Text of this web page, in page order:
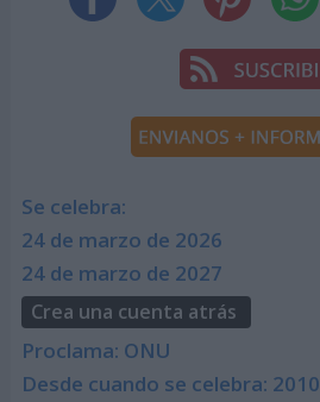
Se celebra:
24 de marzo de 2026
24 de marzo de 2027
Crea una cuenta atrás
Proclama: ONU
Desde cuando se celebra: 2010